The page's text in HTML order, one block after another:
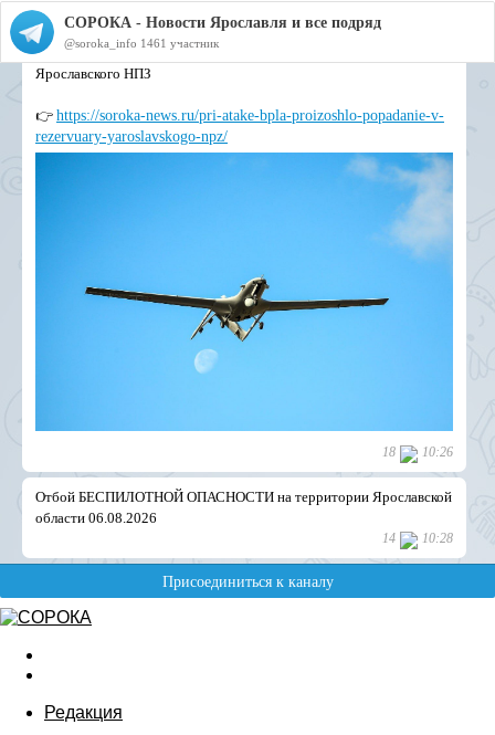
Редакция